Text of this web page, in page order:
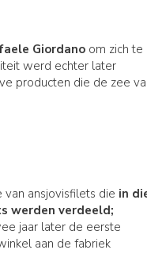
Giordano om zich te
werd echter later
producten die de zee
ansjovisfilets die in
werden verdeeld;
jaar later de eerste
aan de fabriek